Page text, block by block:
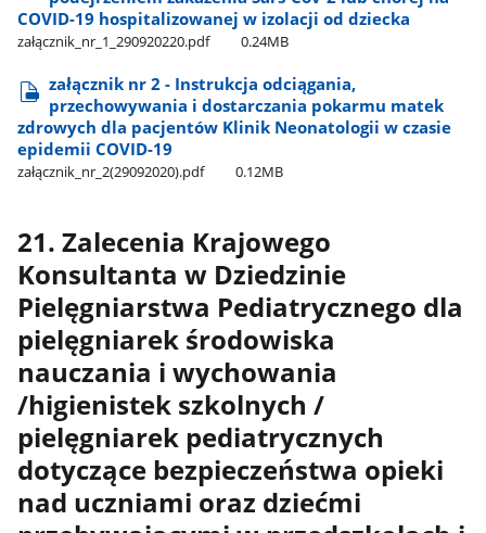
COVID-19 hospitalizowanej w izolacji od dziecka
załącznik​_nr​_1​_290920220.pdf 0.24MB
załącznik nr 2 - Instrukcja odciągania,
przechowywania i dostarczania pokarmu matek
zdrowych dla pacjentów Klinik Neonatologii w czasie
epidemii COVID-19
załącznik​_nr​_2(29092020).pdf 0.12MB
21. Zalecenia Krajowego
Konsultanta w Dziedzinie
Pielęgniarstwa Pediatrycznego dla
pielęgniarek środowiska
nauczania i wychowania
/higienistek szkolnych /
pielęgniarek pediatrycznych
dotyczące bezpieczeństwa opieki
nad uczniami oraz dziećmi